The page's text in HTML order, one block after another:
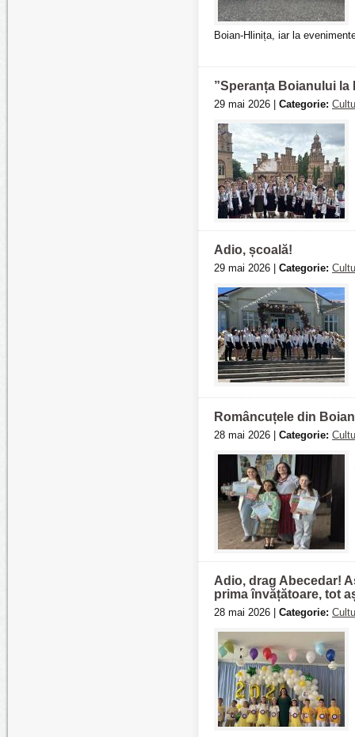
Boian-Hlinița, iar la
”Speranța Boianului la
29 mai 2026 | Categorie:
Adio, școală!
29 mai 2026 | Categorie:
Româncuțele din
28 mai 2026 | Categorie:
Adio, drag Abecedar!
prima învățătoare, tot
28 mai 2026 | Categorie: